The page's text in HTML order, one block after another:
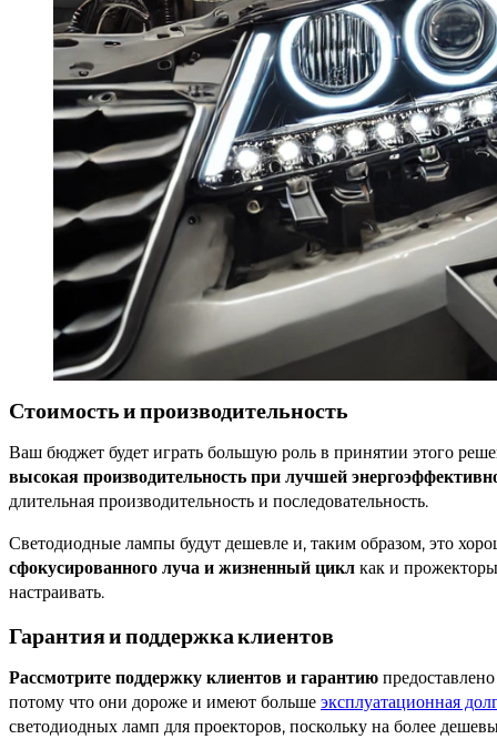
Стоимость и производительность
Ваш бюджет будет играть большую роль в принятии этого
высокая производительность при лучшей
длительная производительность и последовательность.
Светодиодные лампы будут дешевле и, таким образом, это
сфокусированного луча и жизненный цикл как и
настраивать.
Гарантия и поддержка клиентов
Рассмотрите поддержку клиентов и гарантию
потому что они дороже и имеют больше эксплуатационная
светодиодных ламп для проекторов, поскольку на более